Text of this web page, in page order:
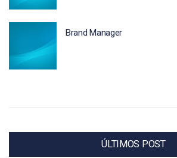
Brand Manager
ÚLTIMOS POST